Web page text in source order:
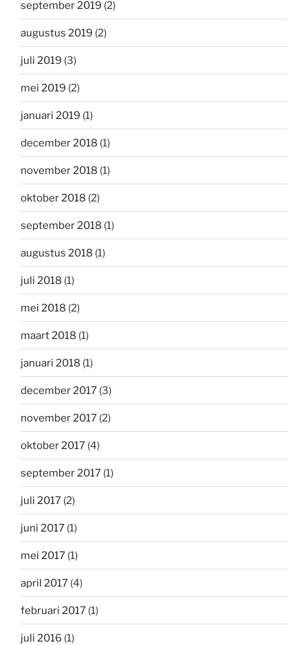
september 2019 (2)
augustus 2019 (2)
juli 2019 (3)
mei 2019 (2)
januari 2019 (1)
december 2018 (1)
november 2018 (1)
oktober 2018 (2)
september 2018 (1)
augustus 2018 (1)
juli 2018 (1)
mei 2018 (2)
maart 2018 (1)
januari 2018 (1)
december 2017 (3)
november 2017 (2)
oktober 2017 (4)
september 2017 (1)
juli 2017 (2)
juni 2017 (1)
mei 2017 (1)
april 2017 (4)
februari 2017 (1)
juli 2016 (1)